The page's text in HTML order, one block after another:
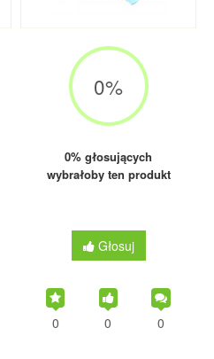
0%
0% głosujących
wybrałoby ten produkt
Głosuj
0 0 0